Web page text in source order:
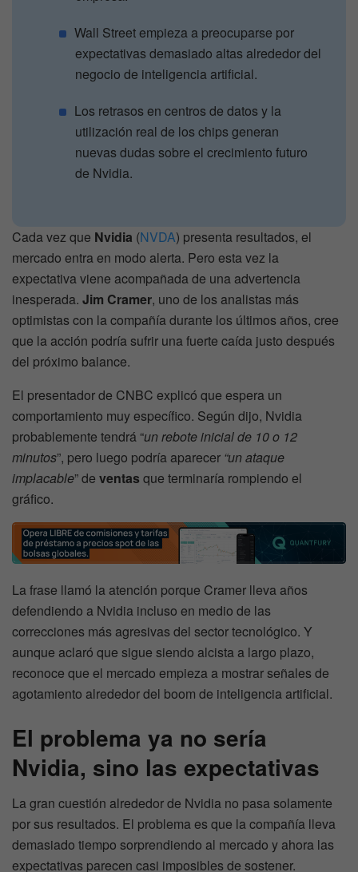
Wall Street empieza a preocuparse por
expectativas demasiado altas alrededor del
negocio de inteligencia artificial.
Los retrasos en centros de datos y la
utilización real de los chips generan
nuevas dudas sobre el crecimiento futuro
de Nvidia.
Cada vez que Nvidia (NVDA) presenta resultados, el
mercado entra en modo alerta. Pero esta vez la
expectativa viene acompañada de una advertencia
inesperada. Jim Cramer, uno de los analistas más
optimistas con la compañía durante los últimos años, cree
que la acción podría sufrir una fuerte caída justo después
del próximo balance.
El presentador de CNBC explicó que espera un
comportamiento muy específico. Según dijo, Nvidia
probablemente tendrá “un rebote inicial de 10 o 12
minutos”, pero luego podría aparecer “un ataque
implacable” de ventas que terminaría rompiendo el
gráfico.
La frase llamó la atención porque Cramer lleva años
defendiendo a Nvidia incluso en medio de las
correcciones más agresivas del sector tecnológico. Y
aunque aclaró que sigue siendo alcista a largo plazo,
reconoce que el mercado empieza a mostrar señales de
agotamiento alrededor del boom de inteligencia artificial.
El problema ya no sería
Nvidia, sino las expectativas
La gran cuestión alrededor de Nvidia no pasa solamente
por sus resultados. El problema es que la compañía lleva
demasiado tiempo sorprendiendo al mercado y ahora las
expectativas parecen casi imposibles de sostener.